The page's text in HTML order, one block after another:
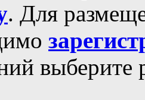
. Для
выберите